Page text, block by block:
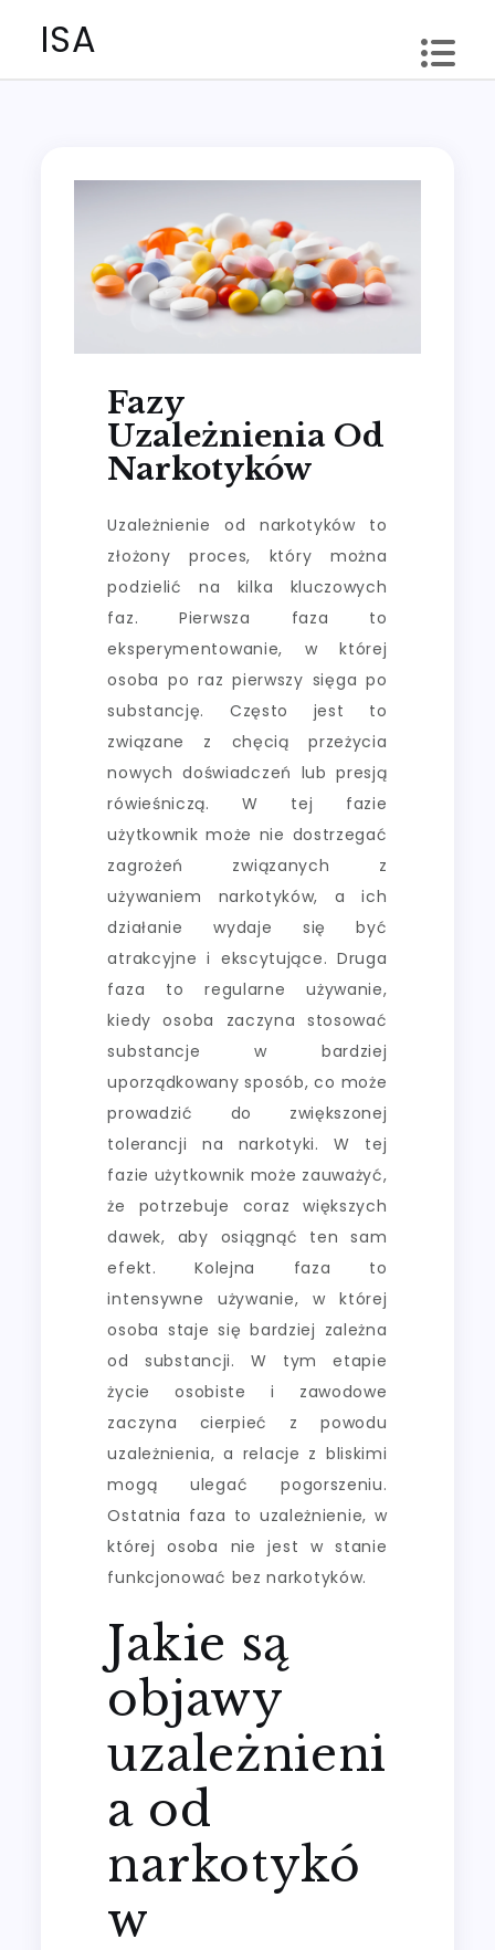
ISA
Fazy
Uzależnienia Od
Narkotyków
Uzależnienie od narkotyków to
złożony proces, który można
podzielić na kilka kluczowych
faz. Pierwsza faza to
eksperymentowanie, w której
osoba po raz pierwszy sięga po
substancję. Często jest to
związane z chęcią przeżycia
nowych doświadczeń lub presją
rówieśniczą. W tej fazie
użytkownik może nie dostrzegać
zagrożeń związanych z
używaniem narkotyków, a ich
działanie wydaje się być
atrakcyjne i ekscytujące. Druga
faza to regularne używanie,
kiedy osoba zaczyna stosować
substancje w bardziej
uporządkowany sposób, co może
prowadzić do zwiększonej
tolerancji na narkotyki. W tej
fazie użytkownik może zauważyć,
że potrzebuje coraz większych
dawek, aby osiągnąć ten sam
efekt. Kolejna faza to
intensywne używanie, w której
osoba staje się bardziej zależna
od substancji. W tym etapie
życie osobiste i zawodowe
zaczyna cierpieć z powodu
uzależnienia, a relacje z bliskimi
mogą ulegać pogorszeniu.
Ostatnia faza to uzależnienie, w
której osoba nie jest w stanie
funkcjonować bez narkotyków.
Jakie są
objawy
uzależnieni
a od
narkotykó
w